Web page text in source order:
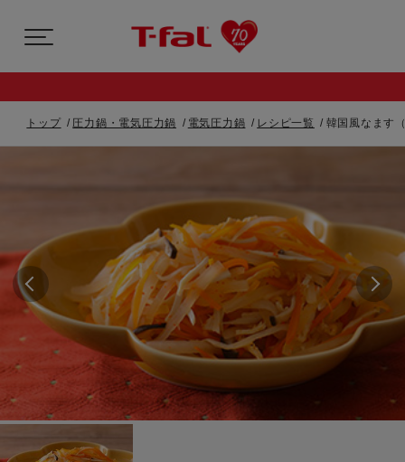
トップ 圧力鍋・電気圧力鍋 電気圧力鍋 レシピ一覧 韓国風なます